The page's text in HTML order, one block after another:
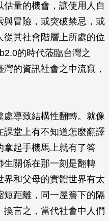
量的機會，讓使用人自
與冒險，或突破禁忌，或
其社會階層上所處的位
的時代蒞臨台灣之
的資訊社會之中流竄，
導致結構性翻轉。就像
課堂上有不知道怎麼翻譯
拿起手機馬上就有了答
生關係在那一刻是翻轉
和父母的實體世界有太
距離，同一屋簷下的隔
言之，當代社會中人們